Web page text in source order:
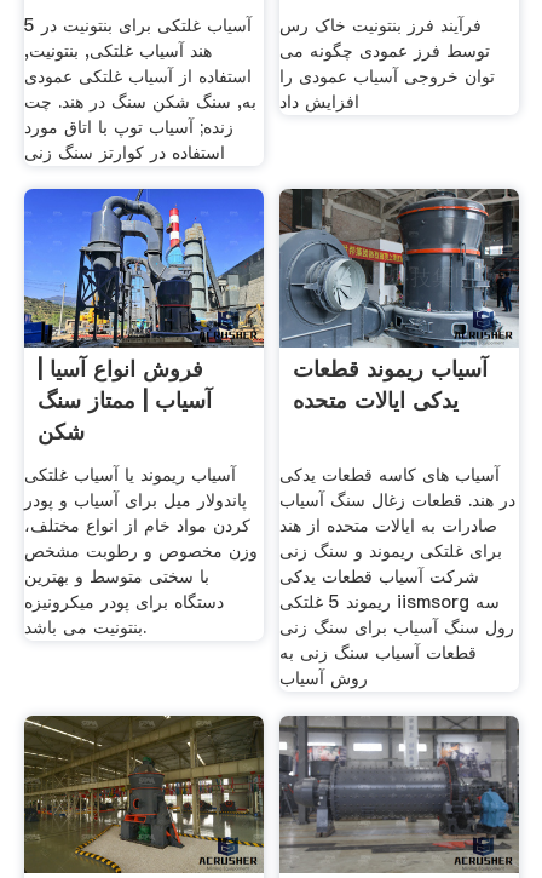
5 آسیاب غلتکی برای بنتونیت در
هند آسیاب غلتکی, بنتونیت,
استفاده از آسیاب غلتکی عمودی
به, سنگ شکن سنگ در هند. چت
زنده; آسیاب توپ با اتاق مورد
استفاده در کوارتز سنگ زنی
فرآیند فرز بنتونیت خاک رس
توسط فرز عمودی چگونه می
توان خروجی آسیاب عمودی را
افزایش داد
فروش انواع آسیا |
آسیاب | ممتاز سنگ
شکن
آسیاب ریموند یا آسیاب غلتکی
پاندولار میل برای آسياب و پودر
كردن مواد خام از انواع مختلف،
وزن مخصوص و رطوبت مشخص
با سختی متوسط و بهترين
دستگاه برای پودر میکرونیزه
بنتونیت می باشد.
آسیاب ریموند قطعات
یدکی ایالات متحده
آسیاب های کاسه قطعات یدکی
در هند. قطعات زغال سنگ آسیاب
صادرات به ایالات متحده از هند
برای غلتکی ریموند و سنگ زنی
شرکت آسیاب قطعات یدکی
ریموند 5 غلتکی iismsorg سه
رول سنگ آسیاب برای سنگ زنی
قطعات آسیاب سنگ زنی به
روش آسیاب